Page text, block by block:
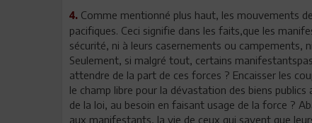
4. Comme mentionné plus haut, les mouvements
pacifiques. Ceci signifie dans les faits,que les
sécurité, ni à leurs casernements ou campements,
Seulement, si malgré tout, certains
attendre de la part de ces forces ? Encaisser les
le champ libre pour la dévastation des biens
de la loi, au besoin en faisant usage de la force ?
aux manifestants, la vie de ceux qui savent que